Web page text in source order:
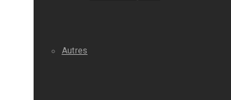
Autres